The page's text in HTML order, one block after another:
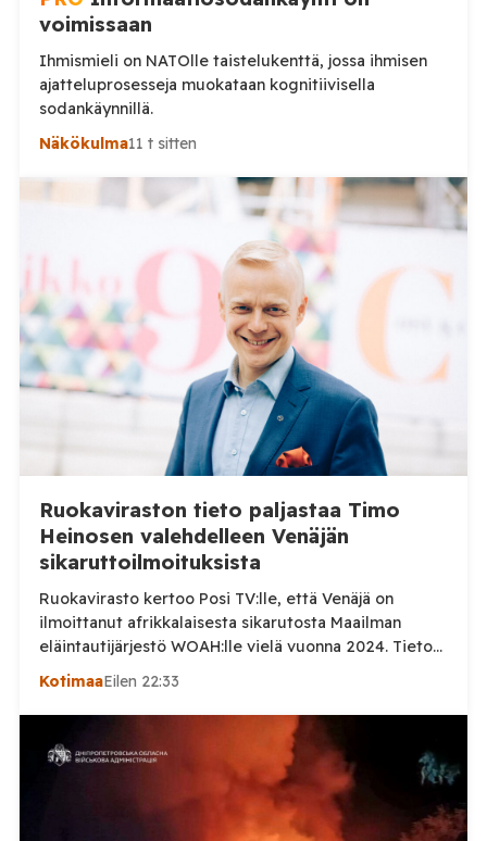
voimissaan
Ihmismieli on NATOlle taistelukenttä, jossa ihmisen
ajatteluprosesseja muokataan kognitiivisella
sodankäynnillä.
Näkökulma11 t sitten
Ruokaviraston tieto paljastaa Timo
Heinosen valehdelleen Venäjän
sikaruttoilmoituksista
Ruokavirasto kertoo Posi TV:lle, että Venäjä on
ilmoittanut afrikkalaisesta sikarutosta Maailman
eläintautijärjestö WOAH:lle vielä vuonna 2024. Tieto
haastaa kokoomuksen kansanedustaja Timo Heinosen
sikaruttoilmoituksista. Suomi on puolestaan
ilmoittanut tuoreesta Virolahden tapauksesta sekä
WOAH:n kautta että suoraan Venäjän
eläinlääkintäviranomaisille. Ruokavirasto kertoi Posi
TV:lle tarkempia tietoja Suomen ensimmäisestä
KotimaaEilen 22:33